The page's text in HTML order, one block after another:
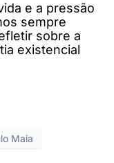
e a pressão
sempre
sobre a
existencial
Maia